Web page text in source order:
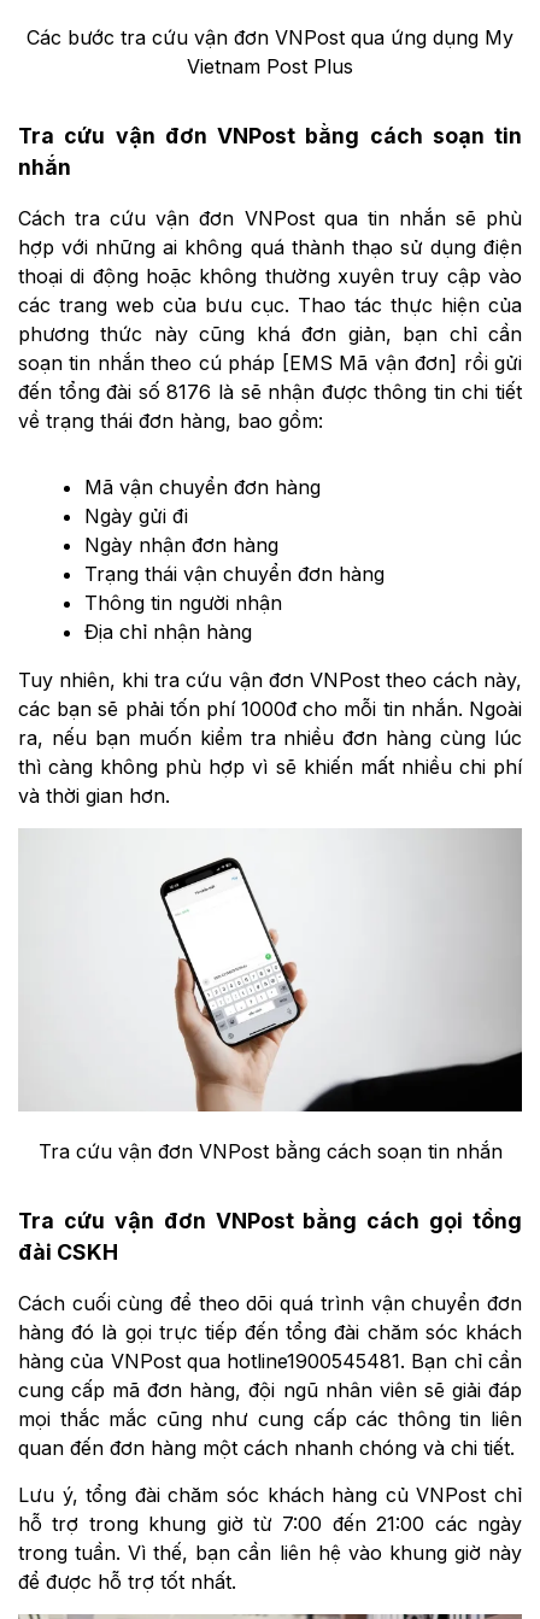
Các bước tra cứu vận đơn VNPost qua ứng dụng My
Vietnam Post Plus
Tra cứu vận đơn VNPost bằng cách soạn tin
nhắn
Cách tra cứu vận đơn VNPost qua tin nhắn sẽ phù
hợp với những ai không quá thành thạo sử dụng điện
thoại di động hoặc không thường xuyên truy cập vào
các trang web của bưu cục. Thao tác thực hiện của
phương thức này cũng khá đơn giản, bạn chỉ cần
soạn tin nhắn theo cú pháp [EMS Mã vận đơn] rồi gửi
đến tổng đài số 8176 là sẽ nhận được thông tin chi tiết
về trạng thái đơn hàng, bao gồm:
Mã vận chuyển đơn hàng
Ngày gửi đi
Ngày nhận đơn hàng
Trạng thái vận chuyển đơn hàng
Thông tin người nhận
Địa chỉ nhận hàng
Tuy nhiên, khi tra cứu vận đơn VNPost theo cách này,
các bạn sẽ phải tốn phí 1000đ cho mỗi tin nhắn. Ngoài
ra, nếu bạn muốn kiểm tra nhiều đơn hàng cùng lúc
thì càng không phù hợp vì sẽ khiến mất nhiều chi phí
và thời gian hơn.
Tra cứu vận đơn VNPost bằng cách soạn tin nhắn
Tra cứu vận đơn VNPost bằng cách gọi tổng
đài CSKH
Cách cuối cùng để theo dõi quá trình vận chuyển đơn
hàng đó là gọi trực tiếp đến tổng đài chăm sóc khách
hàng của VNPost qua hotline1900545481. Bạn chỉ cần
cung cấp mã đơn hàng, đội ngũ nhân viên sẽ giải đáp
mọi thắc mắc cũng như cung cấp các thông tin liên
quan đến đơn hàng một cách nhanh chóng và chi tiết.
Lưu ý, tổng đài chăm sóc khách hàng củ VNPost chỉ
hỗ trợ trong khung giờ từ 7:00 đến 21:00 các ngày
trong tuần. Vì thế, bạn cần liên hệ vào khung giờ này
để được hỗ trợ tốt nhất.